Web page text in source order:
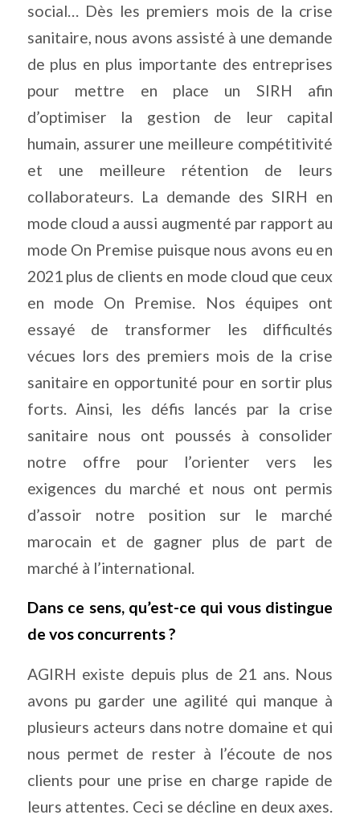
social… Dès les premiers mois de la crise
sanitaire, nous avons assisté à une demande
de plus en plus importante des entreprises
pour mettre en place un SIRH afin
d’optimiser la gestion de leur capital
humain, assurer une meilleure compétitivité
et une meilleure rétention de leurs
collaborateurs. La demande des SIRH en
mode cloud a aussi augmenté par rapport au
mode On Premise puisque nous avons eu en
2021 plus de clients en mode cloud que ceux
en mode On Premise. Nos équipes ont
essayé de transformer les difficultés
vécues lors des premiers mois de la crise
sanitaire en opportunité pour en sortir plus
forts. Ainsi, les défis lancés par la crise
sanitaire nous ont poussés à consolider
notre offre pour l’orienter vers les
exigences du marché et nous ont permis
d’assoir notre position sur le marché
marocain et de gagner plus de part de
marché à l’international.
Dans ce sens, qu’est-ce qui vous distingue
de vos concurrents ?
AGIRH existe depuis plus de 21 ans. Nous
avons pu garder une agilité qui manque à
plusieurs acteurs dans notre domaine et qui
nous permet de rester à l’écoute de nos
clients pour une prise en charge rapide de
leurs attentes. Ceci se décline en deux axes.